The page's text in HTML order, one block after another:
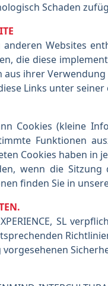
Schaden
anderen Websites
die diese
aus ihrer
Links unter
Cookies (kleine
Funktionen
Cookies haben in
wenn die
finden Sie in
EXPERIENCE, SL